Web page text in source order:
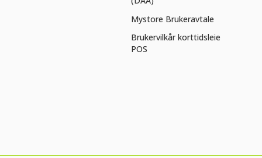
Mystore Brukeravtale
Brukervilkår korttidsleie
POS